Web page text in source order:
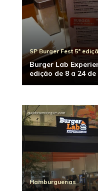
SP Burger Fest 5ª
Burger Lab
edição de 8 a 24
Hamburguerias